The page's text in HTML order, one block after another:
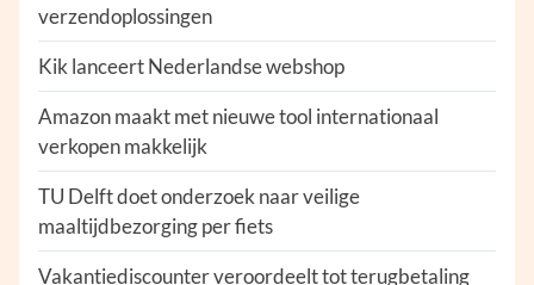
verzendoplossingen
Kik lanceert Nederlandse webshop
Amazon maakt met nieuwe tool internationaal
verkopen makkelijk
TU Delft doet onderzoek naar veilige
maaltijdbezorging per fiets
Vakantiediscounter veroordeelt tot terugbetaling